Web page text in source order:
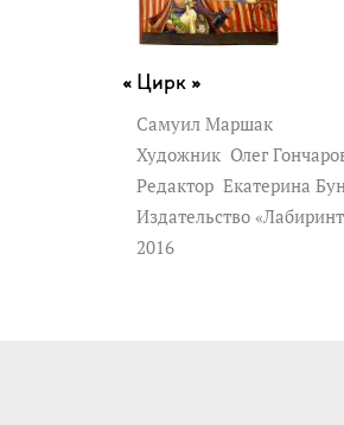
Цирк »
Самуил Маршак
Художник Олег
Редактор Екатерина
Издательство
2016